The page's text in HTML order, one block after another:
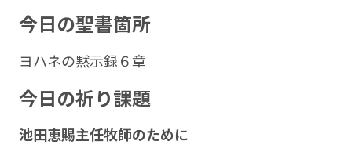
今日の聖書箇所
ヨハネの黙示録６章
今日の祈り課題
池田恵賜主任牧師のために